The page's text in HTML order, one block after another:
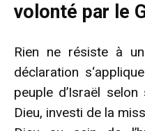
volonté par le
Rien ne résiste à
déclaration
peuple d’Israël
Dieu, investi de la